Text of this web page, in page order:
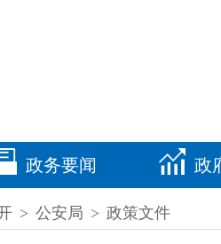
政务要闻 政
> 公安局 > 政策文件